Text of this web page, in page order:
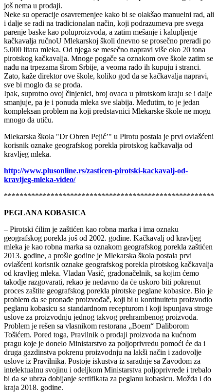
vrste poznatih svetskih sireva, polutvrde, sa plesnima i druge, kojih
još nema u prodaji.
Neke su operacije osavremenjee kako bi se olakšao manuelni rad, ali
i dalje se radi na tradicionalan način, koji podrazumeva pre svega
parenje baske kao poluproizvoda, a zatim mešanje i kalupljenje
kačkavalja ručnoU Mlekarskoj školi dnevno se prosečno preradi po
5.000 litara mleka. Od njega se mesečno napravi više oko 20 tona
pirotskog kačkavalja. Mnoge pogače sa oznakom ove škole zatim se
nađu na trpezama širom Srbije, a veoma rado ih kupuju i stranci.
Zato, kaže direktor ove škole, koliko god da se kačkavalja napravi,
sve bi moglo da se proda.
Ipak, suprotno ovoj činjenici, broj ovaca u pirotskom kraju se i dalje
smanjuje, pa je i ponuda mleka sve slabija. Međutim, to je jedan
kompleksan problem na koji predstavnici Mlekarske škole ne mogu
Mlekarska škola "Dr Obren Pejić’" u Pirotu postala je prvi ovlašćeni
korisnik oznake geografskog porekla pirotskog kačkavalja od
http://www.plusonline.rs/zasticen-pirotski-kackavalj-od-
– Pirotski ćilim je zaštićen kao robna marka i ima oznaku
geografskog porekla još od 2002. godine. Kačkavalj od kravljeg
mleka je kao robna marka sa oznakom geografskog porekla zaštićen
2013. godine, a prošle godine je Mlekarska škola postala prvi
ovlašćeni korisnik oznake geografskog porekla pirotskog kačkavalja
od kravljeg mleka. Vladan Vasić, gradonačelnik, sa kojim ćemo
takodje razgovarati, rekao je nedavno da će uskoro biti pokrenut
proces zaštite geografskog porekla pirotske peglane kobasice. Bio je
problem da se pronađe proizvođač, koji bi u kontinuitetu proizvodio
peglanu kobasicu sa standardnom recepturom i koji ispunjava stroge
uslove za proizvodnju jednog takvog prehrambenog proizvoda.
Problem je rešen sa vlasnikom restorana „Boem“ Daliborom
Tošićem. Pored toga, Pravilnik o prodaji proizvoda na kućnom
pragu koje je donelo Ministarstvo za poljoprivredu pomoći će da i
druga gazdinstva pokrenu proizvodnju na lakši način i zadovolje
uslove iz Pravilnika. Postoje iskustva iz saradnje sa Zavodom za
intelektualnu svojinu i odeljkom Ministarstva poljoprivrede i trebalo
bi da se ubrza dobijanje sertifikata za peglanu kobasicu. Možda i do